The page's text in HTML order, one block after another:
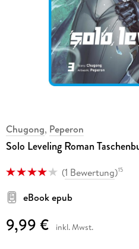
Chugong, Peperon
Solo Leveling Roman
(1 Bewertung)15
eBook epub
9,99 € inkl. Mwst.